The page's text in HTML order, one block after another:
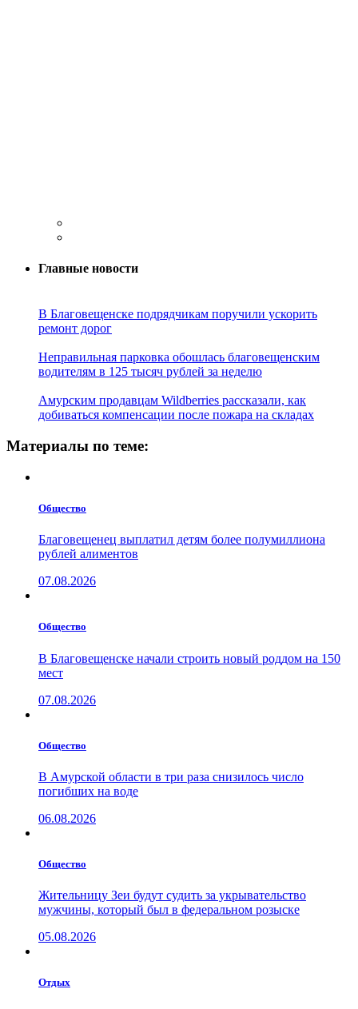
Главные новости
В Благовещенске подрядчикам поручили ускорить
ремонт дорог
Неправильная парковка обошлась благовещенским
водителям в 125 тысяч рублей за неделю
Амурским продавцам Wildberries рассказали, как
добиваться компенсации после пожара на складах
Материалы по теме:
Общество
Благовещенец выплатил детям более полумиллиона
рублей алиментов
07.08.2026
Общество
В Благовещенске начали строить новый роддом на 150
мест
07.08.2026
Общество
В Амурской области в три раза снизилось число
погибших на воде
06.08.2026
Общество
Жительницу Зеи будут судить за укрывательство
мужчины, который был в федеральном розыске
05.08.2026
Отдых